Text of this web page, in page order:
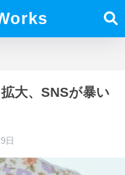
大、SNSが暴い
日